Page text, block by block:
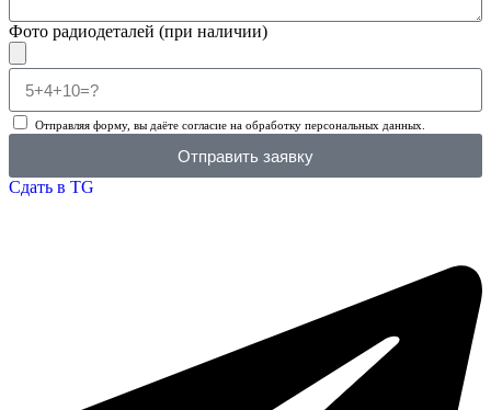
Фото радиодеталей (при наличии)
Отправляя форму, вы даёте согласие на обработку персональных данных.
Отправить заявку
Сдать в TG